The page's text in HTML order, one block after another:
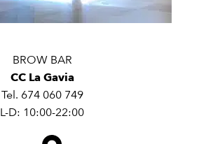
BROW BAR
CC La Gavia
Tel. 674 060 749
L-D: 10:00-22:00